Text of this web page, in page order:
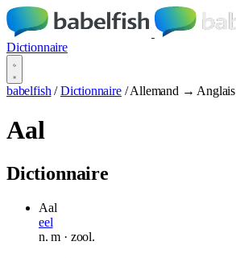
Dictionnaire
babelfish / Dictionnaire / Allemand → Anglais
Aal
Dictionnaire
Aal
eel
n.m · zool.